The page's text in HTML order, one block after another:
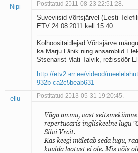
Nipi Postitatud 2011-08-23 22:51:28.
Suveviisid Võrtsjärvel (Eesti
ETV 24.08.2011 kell 15:40
Kolhoositaidlejad Võrtsjärve
ka Marju Länik ning ansamblid
Stsenarist Mati Talvik, režissöör
http://etv2.err.ee/videod/
932b-ca2c5beab631
ellu Postitatud 2013-05-31 19:20:45.
Väga ammu, vast
repertuaaris ingliskeelne lugu
Silvi Vrait.
Kas keegi mäletab seda lugu,
kuulda lootust ei ole. Mis võis